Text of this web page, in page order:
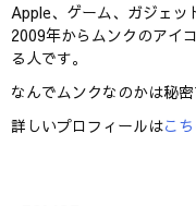
Apple、ゲーム、ガジェ
2009年からムンクのアイ
る人です。
なんでムンクなのかは秘密
詳しいプロフィールはこち